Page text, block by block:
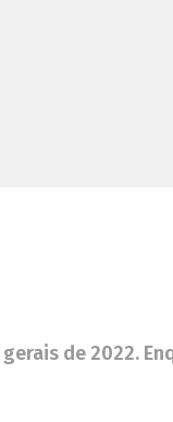
de 2022.